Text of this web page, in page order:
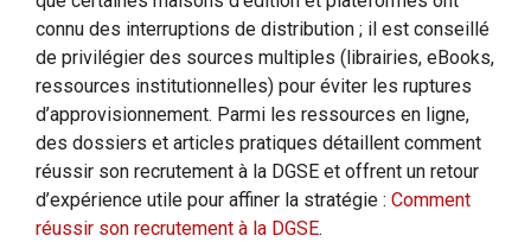
connu des interruptions de distribution ; il est conseillé
de privilégier des sources multiples (librairies, eBooks,
ressources institutionnelles) pour éviter les ruptures
d’approvisionnement. Parmi les ressources en ligne,
des dossiers et articles pratiques détaillent comment
réussir son recrutement à la DGSE et offrent un retour
d’expérience utile pour affiner la stratégie : Comment
réussir son recrutement à la DGSE.